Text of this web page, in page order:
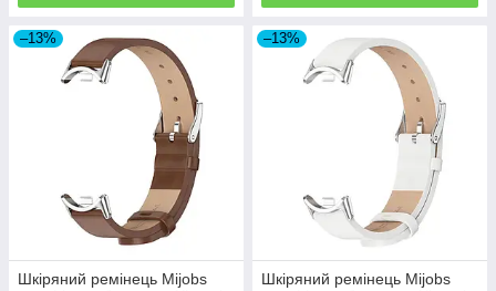
–13%
Шкіряний ремінець Mijobs
–13%
Шкіряний ремінець Mijobs